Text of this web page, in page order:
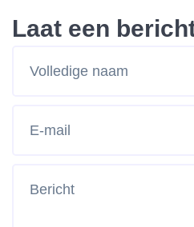
Laat een